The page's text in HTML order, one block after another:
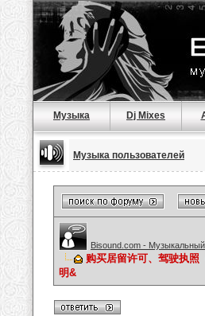
Музыка Dj Mixes
Музыка пользователей
Bisound.com -
购买居留许可、驾驶执
明&